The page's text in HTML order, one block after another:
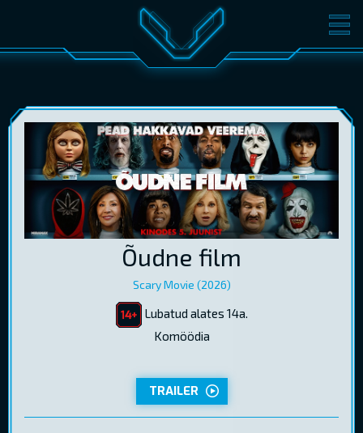
FILMID PILETID
KONVERENTS V-KLUBI
KINKEKAARDID
Õudne film
Scary Movie (2026)
Lubatud alates 14a.
Komöödia
TRAILER